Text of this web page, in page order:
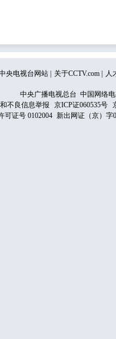
央电视台网站 关于CCTV.com 人
中央广播电视总台 中国网络
不良信息举报
京ICP证060535号
可证号 0102004 新出网证（京）